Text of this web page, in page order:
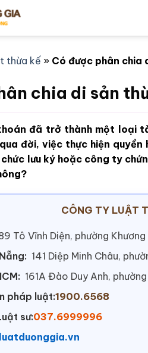
thừa kế » Có được phân chia
chia di sản
đã trở thành một loại
đời, việc thực hiện
lưu ký hoặc công ty
CÔNG TY LUẬT
Tô Vĩnh Diện, phường
141 Diệp Minh Châu,
161A Đào Duy Anh,
pháp luật:1900.6568
sư:037.6999996